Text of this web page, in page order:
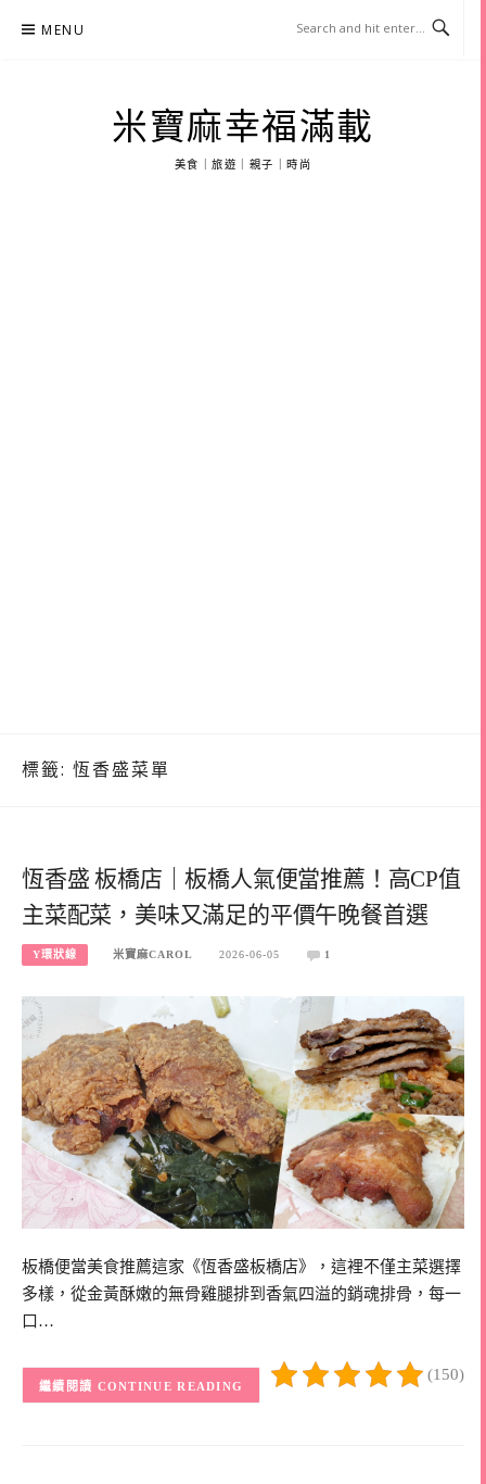
MENU
米寶麻幸福滿載
美食｜旅遊｜親子｜時尚
標籤: 恆香盛菜單
恆香盛 板橋店｜板橋人氣便當推薦！高CP值
主菜配菜，美味又滿足的平價午晚餐首選
Y環狀線 米寶麻CAROL 2026-06-05 1
板橋便當美食推薦這家《恆香盛板橋店》，這裡不僅主菜選擇
多樣，從金黃酥嫩的無骨雞腿排到香氣四溢的銷魂排骨，每一
口…
(150)
CONTINUE READING